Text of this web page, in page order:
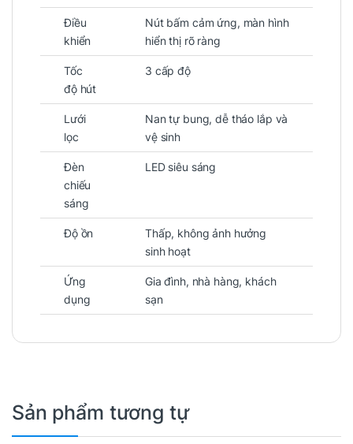
Điều
khiển
Nút bấm cảm ứng, màn hình
hiển thị rõ ràng
Tốc
độ hút
3 cấp độ
Lưới
lọc
Nan tự bung, dễ tháo lắp và
vệ sinh
Đèn
chiếu
sáng
LED siêu sáng
Độ ồn
Thấp, không ảnh hưởng
sinh hoạt
Ứng
dụng
Gia đình, nhà hàng, khách
sạn
Sản phẩm tương tự